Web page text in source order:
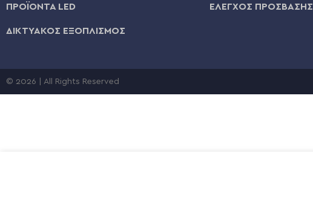
ΠΡΟΪΟΝΤΑ LED
ΔΙΚΤΥΑΚΟΣ ΕΞΟΠΛΙΣΜΟΣ
ΕΛΕΓΧΟΣ ΠΡΟΣΒΑΣΗΣ
© 2026 | All Rights Reserved